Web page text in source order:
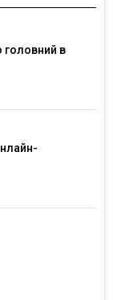
головний в